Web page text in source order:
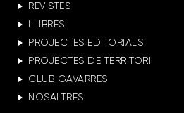
REVISTES
LLIBRES
PROJECTES EDITORIALS
PROJECTES DE TERRITORI
CLUB GAVARRES
NOSALTRES